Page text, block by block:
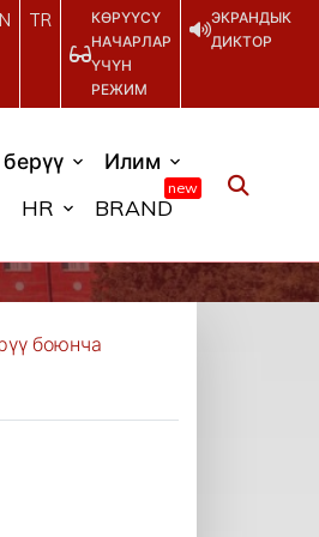
TR
КӨРҮҮСҮ
НАЧАРЛАР
ҮЧҮН
РЕЖИМ
ЭКРАНДЫК
ДИКТОР
Илим
HR BRAND
new
боюнча